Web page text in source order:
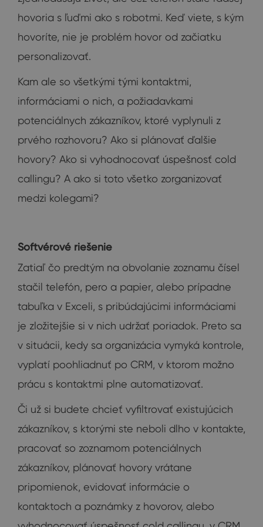
hovoria s ľuďmi ako s robotmi. Keď viete, s kým
hovoríte, nie je problém hovor od začiatku
personalizovať.
Kam ale so všetkými tými kontaktmi,
informáciami o nich, a požiadavkami
potenciálnych zákazníkov, ktoré vyplynuli z
prvého rozhovoru? Ako si plánovať ďalšie
hovory? Ako si vyhodnocovať úspešnosť cold
callingu? A ako si toto všetko zorganizovať
medzi kolegami?
Softvérové riešenie
Zatiaľ čo predtým na obvolanie zoznamu čísel
stačil telefón, pero a papier, alebo prípadne
tabuľka v Exceli, s pribúdajúcimi informáciami
je zložitejšie si v nich udržať poriadok. Preto sa
v situácii, kedy sa organizácia vymyká kontrole,
vyplatí poohliadnuť po CRM, v ktorom možno
prácu s kontaktmi plne automatizovať.
Či už si budete chcieť vyfiltrovať existujúcich
zákazníkov, s ktorými ste neboli dlho v kontakte,
pracovať so zoznamom potenciálnych
zákazníkov, plánovať hovory vrátane
pripomienok, evidovať informácie o
kontaktoch a poznámky z hovorov, alebo